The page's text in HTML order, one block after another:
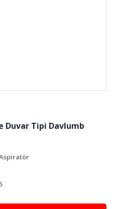
Duvar Tipi Davlumb